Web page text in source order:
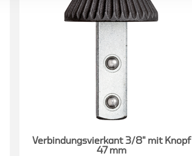
Verbindungsvierkant 3/8" mit Knopf
47 mm